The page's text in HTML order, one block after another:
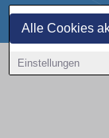
Alle Cookies
Einstellungen
Copyright © 2000 -